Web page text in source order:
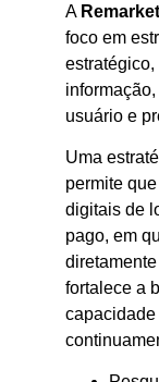
A
foco em
usuário e
Uma
permite
digitais de
pago, em
fortalece a